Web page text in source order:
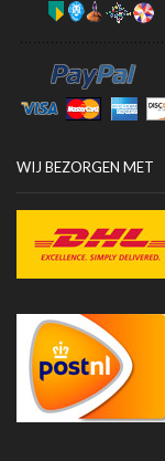
WIJ BEZORGEN MET